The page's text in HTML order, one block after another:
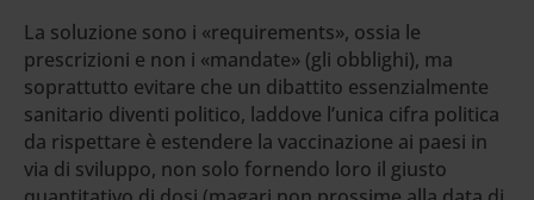
La soluzione sono i «requirements», ossia le
prescrizioni e non i «mandate» (gli obblighi), ma
soprattutto evitare che un dibattito essenzialmente
sanitario diventi politico, laddove l’unica cifra politica
da rispettare è estendere la vaccinazione ai paesi in
via di sviluppo, non solo fornendo loro il giusto